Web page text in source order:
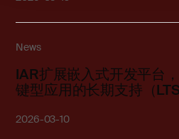
IAR扩展嵌入式开发平台
键型应用的长期支持（
2026-03-10
News